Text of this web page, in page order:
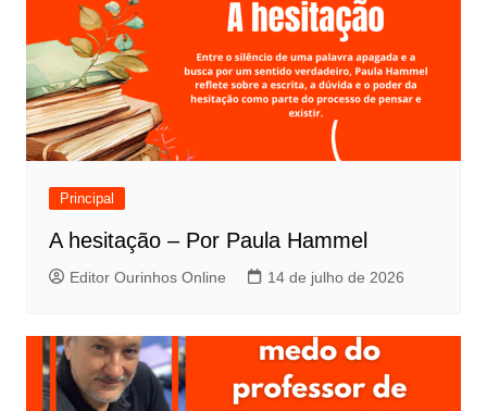
Principal
A hesitação – Por Paula Hammel
Editor Ourinhos Online 14 de julho de 2026